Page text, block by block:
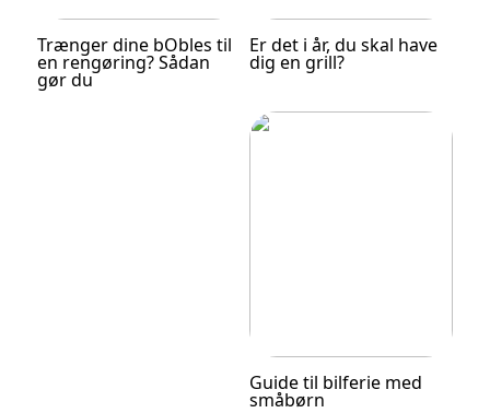
Trænger dine bObles til
en rengøring? Sådan
gør du
Er det i år, du skal have
dig en grill?
Guide til bilferie med
småbørn